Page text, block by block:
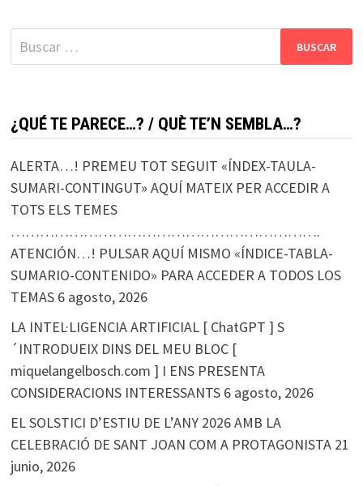
Buscar:
¿QUÉ TE PARECE…? / QUÈ TE’N SEMBLA…?
ALERTA…! PREMEU TOT SEGUIT «ÍNDEX-TAULA-
SUMARI-CONTINGUT» AQUÍ MATEIX PER ACCEDIR A
TOTS ELS TEMES
……………………………………………………….
ATENCIÓN…! PULSAR AQUÍ MISMO «ÍNDICE-TABLA-
SUMARIO-CONTENIDO» PARA ACCEDER A TODOS LOS
TEMAS 6 agosto, 2026
LA INTEL·LIGENCIA ARTIFICIAL [ ChatGPT ] S
´INTRODUEIX DINS DEL MEU BLOC [
miquelangelbosch.com ] I ENS PRESENTA
CONSIDERACIONS INTERESSANTS 6 agosto, 2026
EL SOLSTICI D’ESTIU DE L’ANY 2026 AMB LA
CELEBRACIÓ DE SANT JOAN COM A PROTAGONISTA 21
junio, 2026